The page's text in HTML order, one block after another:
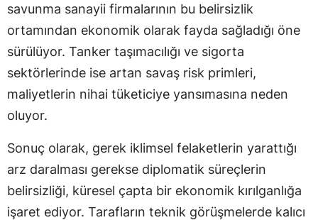
savunma sanayii firmalarının bu belirsizlik
ortamından ekonomik olarak fayda sağladığı öne
sürülüyor. Tanker taşımacılığı ve sigorta
sektörlerinde ise artan savaş risk primleri,
maliyetlerin nihai tüketiciye yansımasına neden
oluyor.
Sonuç olarak, gerek iklimsel felaketlerin yarattığı
arz daralması gerekse diplomatik süreçlerin
belirsizliği, küresel çapta bir ekonomik kırılganlığa
işaret ediyor. Tarafların teknik görüşmelerde kalıcı